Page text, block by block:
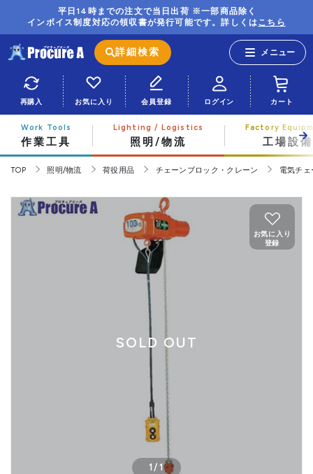
平日14時までの注文で当日出荷 ※一部商品除く
インボイス制度対応の領収書が発行可能です。詳しくはこちら
詳細検索
再購入 お気に入り 会員登録 ログイン カート
作業工具 照明/物流 工場設備
TOP 照明/物流 荷役用品 チェーンブロック・クレーン 電気チ
SOLD OUT
1/ 1
お気に入り
登録